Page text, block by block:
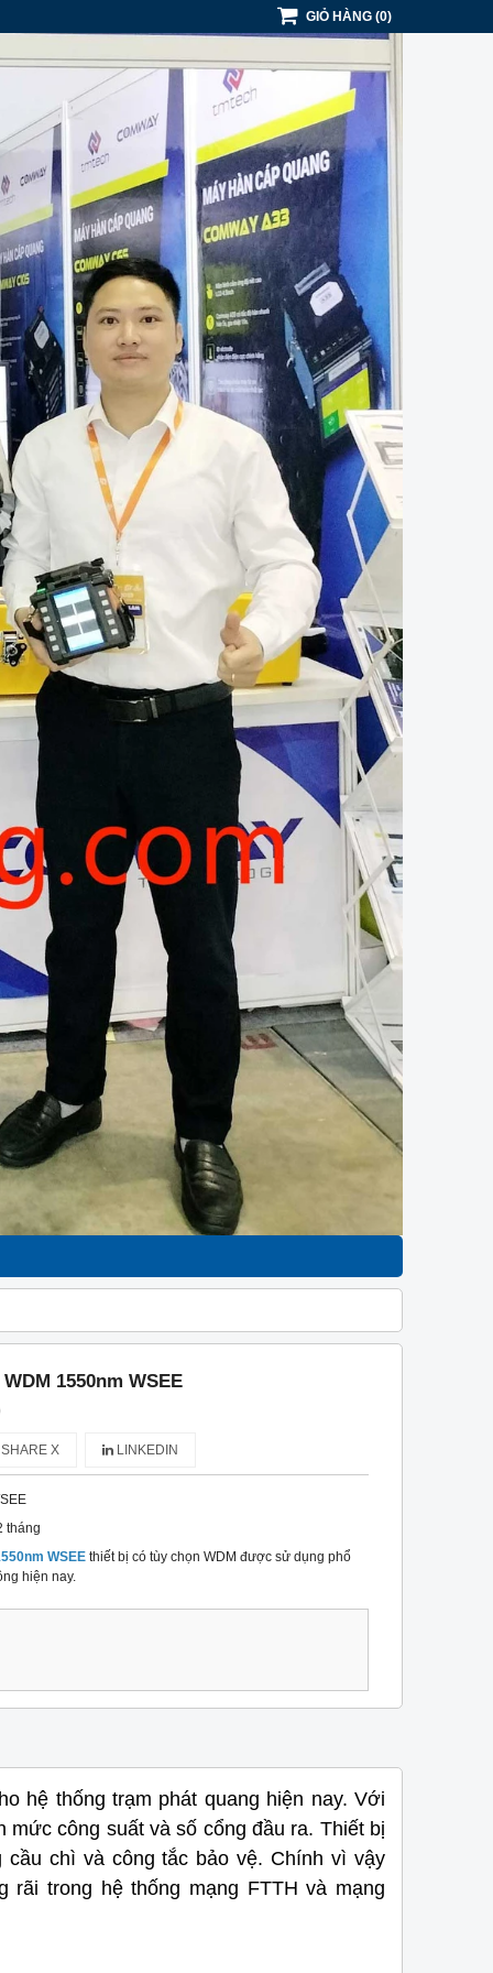
GIỎ HÀNG (0)
1550nm WSEE
SHARE X LINKEDIN
tháng
WSEE thiết bị có tùy chọn WDM được sử dụng phổ
hiện nay.
hệ thống trạm phát quang hiện nay. Với
công suất và số cổng đầu ra. Thiết bị
chì và công tắc bảo vệ. Chính vì vậy
rãitrong hệ thống mạng FTTH và mạng